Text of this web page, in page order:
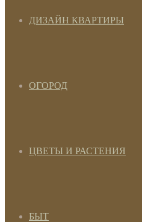
ДИЗАЙН КВАРТИРЫ
ОГОРОД
ЦВЕТЫ И РАСТЕНИЯ
БЫТ